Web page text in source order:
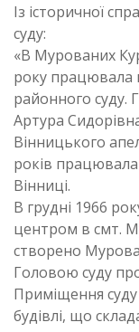
Із історичної
суду:
«В Мурованих
року працювала
районного суду.
Артура
Вінницького
років
Вінниці.
В грудні 1966
центром в смт.
створено
Головою суду
Приміщення
будівлі, що